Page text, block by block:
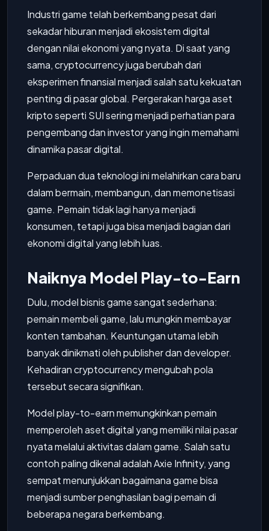
Industri game telah berkembang pesat dari
sekadar hiburan menjadi ekosistem digital
dengan nilai ekonomi yang nyata. Di saat yang
sama, cryptocurrency juga berubah dari
eksperimen finansial menjadi salah satu kekuatan
penting di pasar global. Pergerakan harga aset
kripto seperti SUI sering menjadi perhatian para
pengembang dan investor yang ingin memahami
dinamika pasar digital.
Perpaduan dua teknologi ini melahirkan cara baru
dalam bermain, membangun, dan memonetisasi
game. Pemain tidak lagi hanya menjadi
konsumen, tetapi juga bisa menjadi bagian dari
ekonomi digital yang lebih luas.
Naiknya Model Play-to-Earn
Dulu, model bisnis game sangat sederhana:
pemain membeli game, lalu mungkin membayar
konten tambahan. Keuntungan utama lebih
banyak dinikmati oleh publisher dan developer.
Kehadiran cryptocurrency mengubah pola
tersebut secara signifikan.
Model play-to-earn memungkinkan pemain
memperoleh aset digital yang memiliki nilai pasar
nyata melalui aktivitas dalam game. Salah satu
contoh paling dikenal adalah Axie Infinity, yang
sempat menunjukkan bagaimana game bisa
menjadi sumber penghasilan bagi pemain di
beberapa negara berkembang.